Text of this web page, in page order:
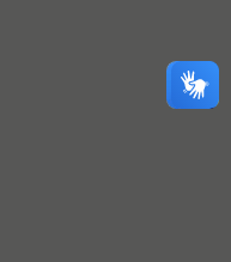
bens.
(não agentes
depende da
para os atos
a empresas, a
de incidente de
jurídica.